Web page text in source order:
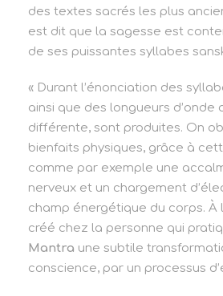
des textes sacrés les plus
est dit que la sagesse est
de ses puissantes syllabes
« Durant l’énonciation des
ainsi que des longueurs d’onde
différente, sont produites. On
bienfaits physiques, grâce à
comme par exemple une
nerveux et un chargement
champ énergétique du corps. À
créé chez la personne qui
Mantra une subtile
conscience, par un processus